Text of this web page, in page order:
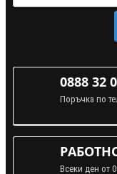
0888 32
Поръчка по
Всеки ден от